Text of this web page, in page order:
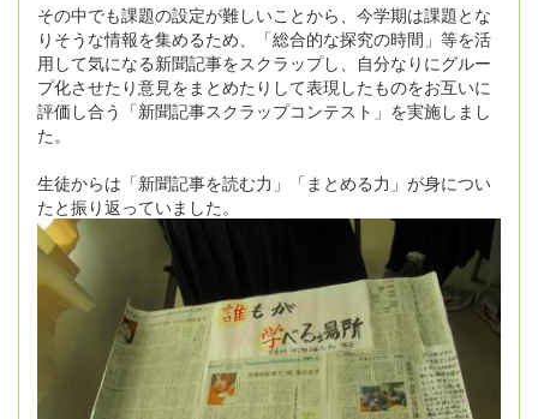
その中でも課題の設定が難しいことから、今学期は課題とな
りそうな情報を集めるため、「総合的な探究の時間」等を活
用して気になる新聞記事をスクラップし、自分なりにグルー
プ化させたり意見をまとめたりして表現したものをお互いに
評価し合う「新聞記事スクラップコンテスト」を実施しまし
た。
生徒からは「新聞記事を読む力」「まとめる力」が身につい
たと振り返っていました。